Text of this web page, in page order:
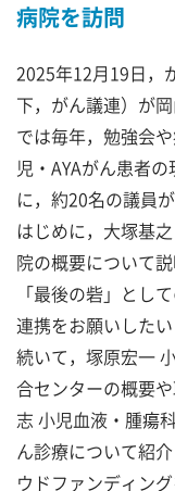
病院を訪問
2025年12月19日，
下，がん議連）が
では毎年，勉強会
児・AYAがん患者
に，約20名の議員
はじめに，大塚基
院の概要について
「最後の砦」とし
連携をお願いしたい
続いて，塚原宏一
合センターの概要
志 小児血液・腫瘍
ん診療について紹
ウドファンディン